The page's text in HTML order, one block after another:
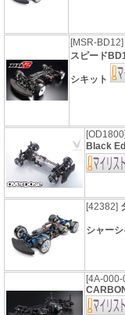
[MSR-BD12]
スピード
シキット
Black
[42382]
シャーシ
[4A-